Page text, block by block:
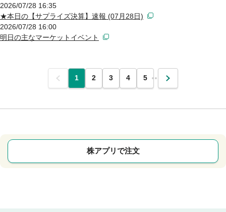
2026/07/28 16:35
★本日の【サプライズ決算】速報 (07月28日)
2026/07/28 16:00
明日の主なマーケットイベント
前 1 2 3 4 5 … 次
株アプリで注文